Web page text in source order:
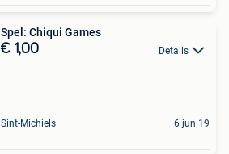
Spel: Chiqui Games
€ 1,00 Details
Sint-Michiels 6 jun 19